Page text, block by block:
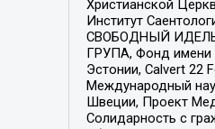
Христианской
Институт
СВОБОДНЫЙ ИДЕЛЬ-
ГРУПА, Фонд имени
Эстонии, Calvert 22
Международный
Швеции, Проект
Солидарность с